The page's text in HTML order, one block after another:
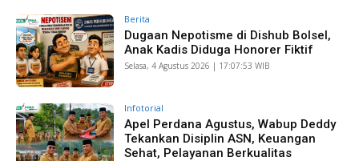
Berita
Dugaan Nepotisme di Dishub Bolsel,
Anak Kadis Diduga Honorer Fiktif
Selasa, 4 Agustus 2026 | 17:07:53 WIB
Infotorial
Apel Perdana Agustus, Wabup Deddy
Tekankan Disiplin ASN, Keuangan
Sehat, Pelayanan Berkualitas